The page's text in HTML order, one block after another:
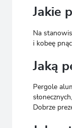
Jakie
Na
i kobeę
Jaką
Pergole
Dobrze